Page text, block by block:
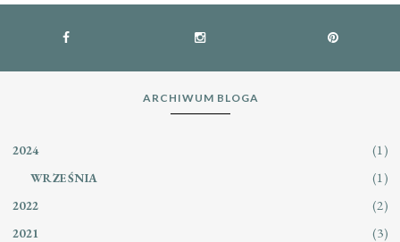
ARCHIWUM BLOGA
2024 (1)
WRZEŚNIA (1)
2022 (2)
2021 (3)